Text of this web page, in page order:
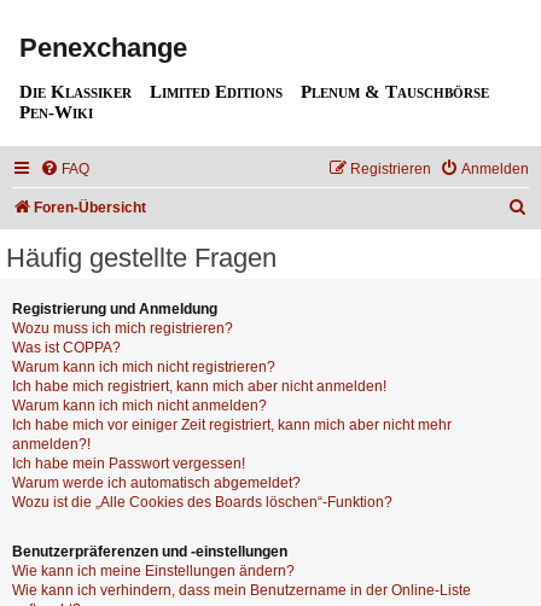
Penexchange
Die Klassiker Limited Editions
Plenum & Tauschbörse
Pen-Wiki
FAQ Anmelden
Registrieren
Foren-Übersicht
Häufig gestellte Fragen
Registrierung und Anmeldung
Wozu muss ich mich registrieren?
Was ist COPPA?
Warum kann ich mich nicht registrieren?
Ich habe mich registriert, kann mich aber nicht anmelden!
Warum kann ich mich nicht anmelden?
Ich habe mich vor einiger Zeit registriert, kann mich aber nicht mehr
anmelden?!
Ich habe mein Passwort vergessen!
Warum werde ich automatisch abgemeldet?
Wozu ist die „Alle Cookies des Boards löschen“-Funktion?
Benutzerpräferenzen und -einstellungen
Wie kann ich meine Einstellungen ändern?
Wie kann ich verhindern, dass mein Benutzername in der Online-Liste